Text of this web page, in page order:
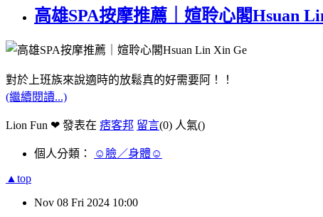
高雄SPA按摩推薦｜媗聆心閣Hsuan
對於上班族來說適時的放鬆真的好需要阿！！
(繼續閱讀...)
Lion Fun ❤ 發表在 痞客邦 留言(0) 人氣()
個人分類： ☺臉／身體☺
▲top
Nov 08 Fri 2024 10:00